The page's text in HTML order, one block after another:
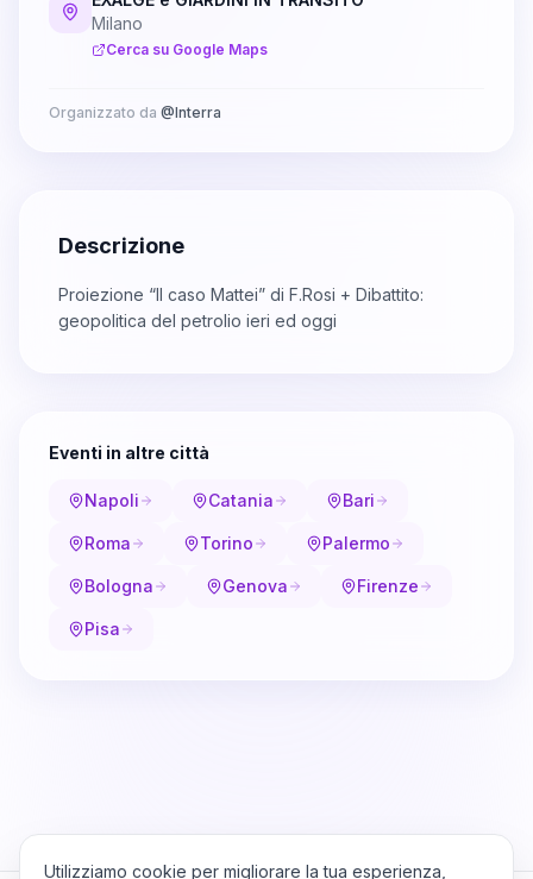
Milano
Cerca su Google Maps
Organizzato da @Interra
Descrizione
Proiezione “Il caso Mattei” di F.Rosi + Dibattito:
geopolitica del petrolio ieri ed oggi
Eventi in altre città
Napoli Catania Bari
Roma Torino Palermo
Bologna Genova Firenze
Pisa
Utilizziamo cookie per migliorare la tua esperienza,